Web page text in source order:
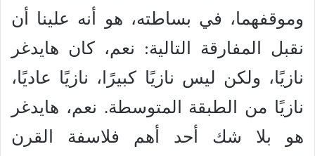
وموقفهما، في بساطته، هو أنه علينا أن
نقبل المفارقة التالية: نعم، كان هايدغر
نازيًا، ولكن ليس نازيًا كبيرًا، نازيًا عاديًا،
نازيًا من الطبقة المتوسطة. نعم، هايدغر
هو بلا شك أحد أهم فلاسفة القرن